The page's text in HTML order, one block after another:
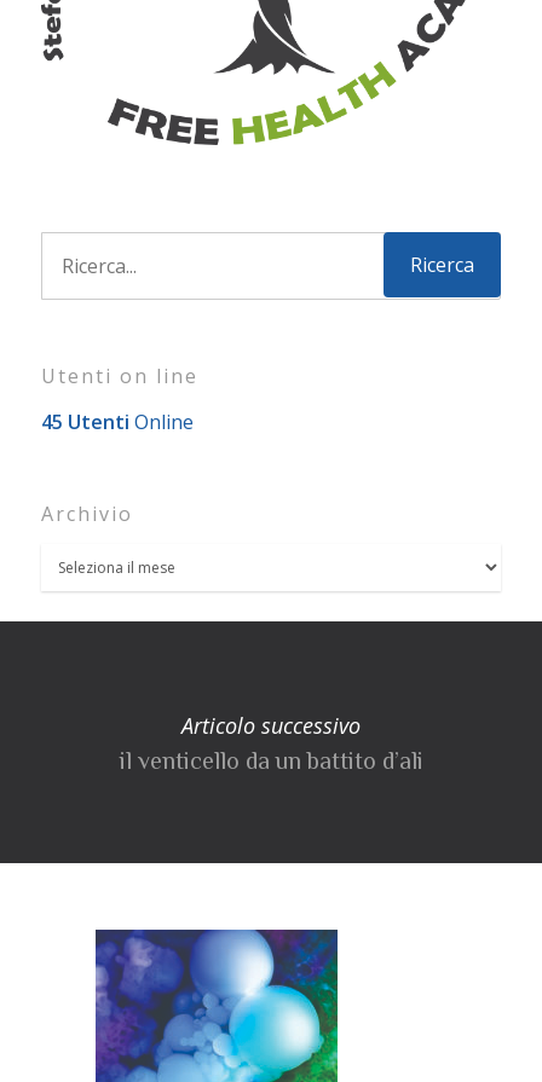
Utenti on line
45 Utenti Online
Archivio
Articolo successivo
il venticello da un battito d’ali